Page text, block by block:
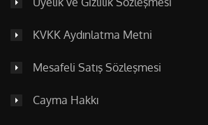
KVKK Aydınlatma Metni
Mesafeli Satış Sözleşmesi
Cayma Hakkı